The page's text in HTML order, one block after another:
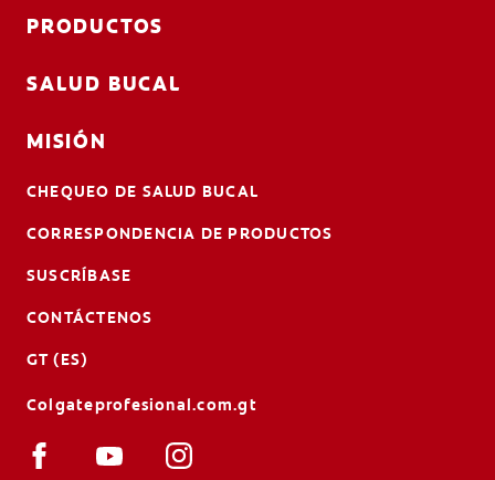
PRODUCTOS
SALUD BUCAL
MISIÓN
CHEQUEO DE SALUD BUCAL
CORRESPONDENCIA DE PRODUCTOS
SUSCRÍBASE
CONTÁCTENOS
GT (ES)
Colgateprofesional.com.gt